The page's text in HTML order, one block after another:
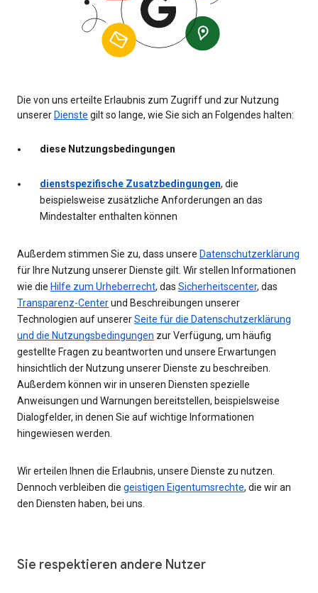
Die von uns erteilte Erlaubnis zum Zugriff und zur Nutzung
unsererDienste gilt so lange, wie Sie sich an Folgendes halten:
diese Nutzungsbedingungen
dienstspezifische Zusatzbedingungen, die
beispielsweise zusätzliche Anforderungen an das
Mindestalter enthalten können
Außerdem stimmen Sie zu, dass unsere Datenschutzerklärung
für Ihre Nutzung unserer Dienste gilt. Wir stellen Informationen
wie die Hilfe zum Urheberrecht, das Sicherheitscenter, das
Transparenz-Centerund Beschreibungen unserer
Technologien auf unsererSeite für die Datenschutzerklärung
und die Nutzungsbedingungen zur Verfügung, um häufig
gestellte Fragen zu beantworten und unsere Erwartungen
hinsichtlich der Nutzung unserer Dienste zu beschreiben.
Außerdem können wir in unseren Diensten spezielle
Anweisungen und Warnungen bereitstellen, beispielsweise
Dialogfelder, in denen Sie auf wichtige Informationen
hingewiesen werden.
Wir erteilen Ihnen die Erlaubnis, unsere Dienste zu nutzen.
Dennoch verbleiben die geistigen Eigentumsrechte, die wir an
den Diensten haben, bei uns.
Sie respektieren andere Nutzer